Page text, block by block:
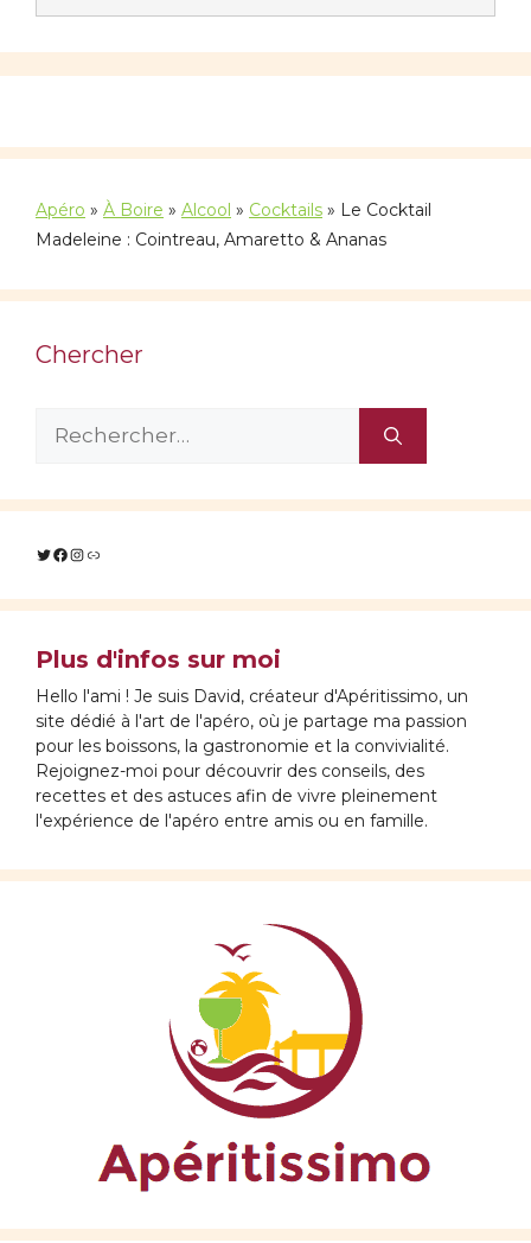
Apéro » À Boire » Alcool » Cocktails » Le Cocktail
Madeleine : Cointreau, Amaretto & Ananas
Chercher
Rechercher :
Twitter
Facebook
Instagram
Lien
Plus d'infos sur moi
Hello l'ami ! Je suis David, créateur d'Apéritissimo, un
site dédié à l'art de l'apéro, où je partage ma passion
pour les boissons, la gastronomie et la convivialité.
Rejoignez-moi pour découvrir des conseils, des
recettes et des astuces afin de vivre pleinement
l'expérience de l'apéro entre amis ou en famille.